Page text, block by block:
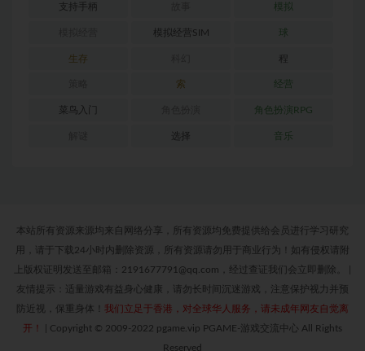
支持手柄 模拟
模拟经营SIM 球
生存 程
索 经营
菜鸟入门 角色扮演RPG
选择 音乐
本站所有资源来源均来自网络分享，所有资源均免费提供给会员进行学习研究
用，请于下载24小时内删除资源，所有资源请勿用于商业行为！如有侵权请附
上版权证明发送至邮箱：2191677791@qq.com，经过查证我们会立即删除。
友情提示：适量游戏有益身心健康，请勿长时间沉迷游戏，注意保护视力并预
防近视，保重身体！ 我们立足于香港，对全球华人服务，请未成年网友自觉离
开！
Copyright © 2009-2022 pgame.vip PGAME-游戏交流中心 All Rights
Reserved